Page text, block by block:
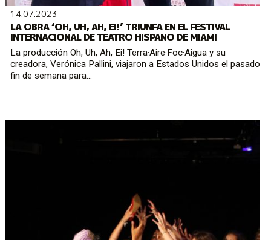
14.07.2023
LA OBRA ‘OH, UH, AH, EI!’ TRIUNFA EN EL FESTIVAL
INTERNACIONAL DE TEATRO HISPANO DE MIAMI
La producción Oh, Uh, Ah, Ei! Terra·Aire·Foc·Aigua y su
creadora, Verónica Pallini, viajaron a Estados Unidos el pasado
fin de semana para...